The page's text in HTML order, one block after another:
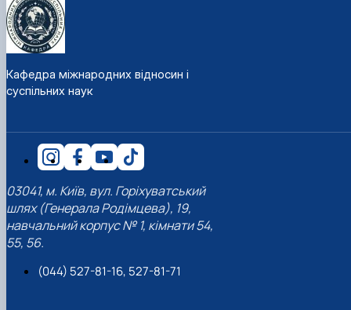
Кафедра міжнародних відносин і
суспільних наук
03041, м. Київ, вул. Горіхуватський
шлях (Генерала Родімцева), 19,
навчальний корпус № 1, кімнати 54,
55, 56.
(044) 527-81-16, 527-81-71